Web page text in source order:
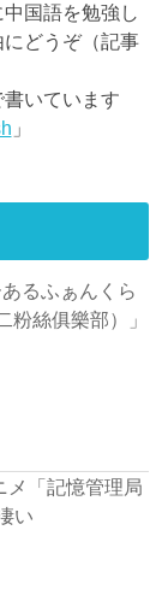
国語を勉強し
どうぞ（記事
いています
」
あるふぁんくら
粉絲俱樂部）」
メ「記憶管理局
い